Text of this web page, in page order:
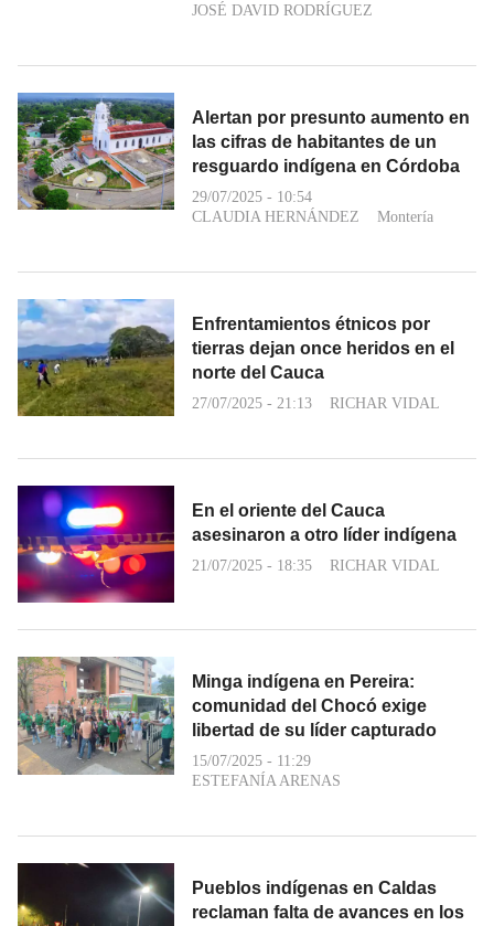
JOSÉ DAVID RODRÍGUEZ
Alertan por presunto aumento en
las cifras de habitantes de un
resguardo indígena en Córdoba
29/07/2025 - 10:54
CLAUDIA HERNÁNDEZ
Montería
Enfrentamientos étnicos por
tierras dejan once heridos en el
norte del Cauca
27/07/2025 - 21:13 RICHAR VIDAL
En el oriente del Cauca
asesinaron a otro líder indígena
21/07/2025 - 18:35 RICHAR VIDAL
Minga indígena en Pereira:
comunidad del Chocó exige
libertad de su líder capturado
15/07/2025 - 11:29
ESTEFANÍA ARENAS
Pueblos indígenas en Caldas
reclaman falta de avances en los